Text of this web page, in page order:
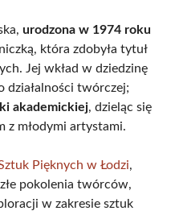
urodzona w 1974 roku
która zdobyła tytuł
Jej wkład w dziedzinę
działalności twórczej;
akademickiej, dzieląc się
z młodymi artystami.
Pięknych w Łodzi,
pokolenia twórców,
w zakresie sztuk